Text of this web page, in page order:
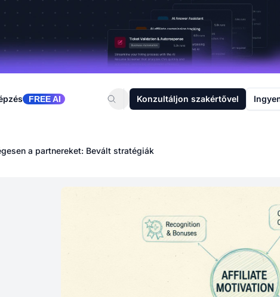
FREE AI Konzultáljon szakértővel
a partnereket: Bevált stratégiák